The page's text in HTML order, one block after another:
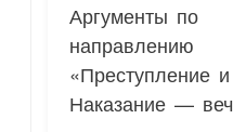
Аргументы по
направлению
«Преступление и
Наказание —